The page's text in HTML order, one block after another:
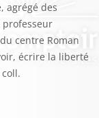
agrégé des
professeur
centre Roman
écrire la liberté